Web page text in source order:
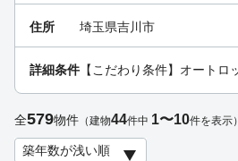
住所 埼玉県吉川市
詳細条件 【こだわり条件】オートロ
全579物件 （建物44件中 1〜10件を表示）